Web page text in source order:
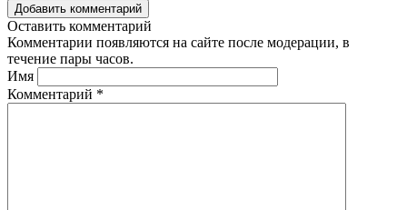
Добавить комментарий
Оставить комментарий
Комментарии появляются на сайте после модерации, в
течение пары часов.
Имя
Комментарий *